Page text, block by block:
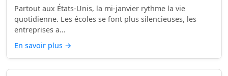
Partout aux États-Unis, la mi-janvier rythme la vie
quotidienne. Les écoles se font plus silencieuses, les
entreprises a...
En savoir plus →